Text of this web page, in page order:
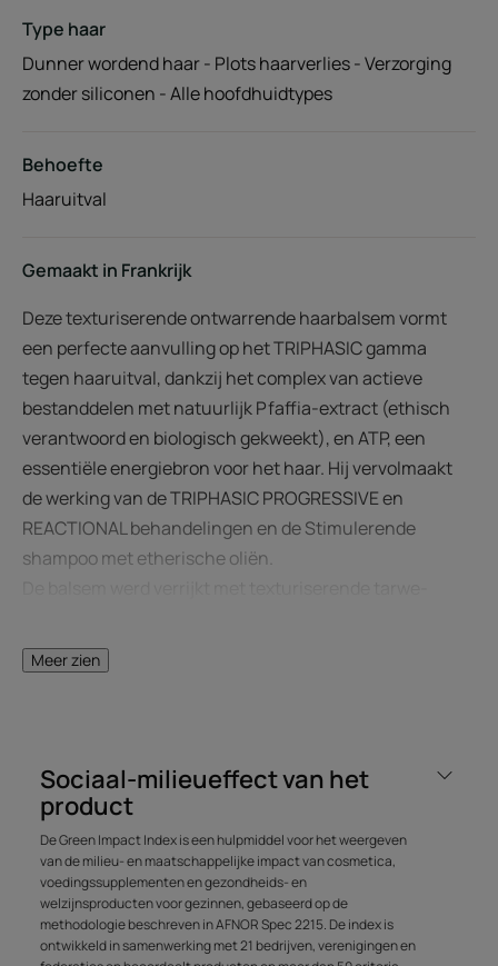
Type haar
Dunner wordend haar - Plots haarverlies - Verzorging
zonder siliconen - Alle hoofdhuidtypes
Behoefte
Haaruitval
Gemaakt in Frankrijk
Deze texturiserende ontwarrende haarbalsem vormt
een perfecte aanvulling op het TRIPHASIC gamma
tegen haaruitval, dankzij het complex van actieve
bestanddelen met natuurlijk Pfaffia-extract (ethisch
verantwoord en biologisch gekweekt), en ATP, een
essentiële energiebron voor het haar. Hij vervolmaakt
de werking van de TRIPHASIC PROGRESSIVE en
REACTIONAL behandelingen en de Stimulerende
shampoo met etherische oliën.
geeft het zichtbaar volume. Na het wassen
aanbrengen: op de hoofdhuid om het haarkapitaal te
Het haar is sterker, laat zich makkelijker ontwarren,
voelt zacht aan en heeft een mooie glans.
Voordeel
Deze conditioner heeft een dubbele werking: de
texturiserende werking ontwart het haar perfect, maar
Meer zien
Sociaal-milieueffect van het
product
De Green Impact Index is een hulpmiddel voor het weergeven
van de milieu- en maatschappelijke impact van cosmetica,
voedingssupplementen en gezondheids- en
welzijnsproducten voor gezinnen, gebaseerd op de
methodologie beschreven in AFNOR Spec 2215. De index is
ontwikkeld in samenwerking met 21 bedrijven, verenigingen en